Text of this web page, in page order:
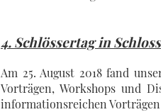
4. Schlössertag in Schloss
Am 25. August 2018 fand
Vorträgen, Workshops und
informationsreichen Vorträgen